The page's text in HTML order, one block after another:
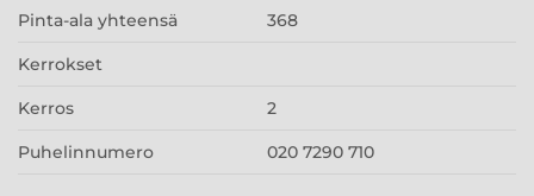
Pinta-ala yhteensä 368
Kerrokset
Kerros 2
Puhelinnumero 020 7290 710